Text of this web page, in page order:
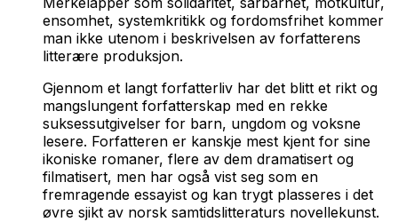
ensomhet, systemkritikk og fordomsfrihet kommer
man ikke utenom i beskrivelsen av forfatterens
litterære produksjon.
Gjennom et langt forfatterliv har det blitt et rikt og
mangslungent forfatterskap med en rekke
suksessutgivelser for barn, ungdom og voksne
lesere. Forfatteren er kanskje mest kjent for sine
ikoniske romaner, flere av dem dramatisert og
filmatisert, men har også vist seg som en
fremragende essayist og kan trygt plasseres i det
øvre sjikt av norsk samtidslitteraturs novellekunst.